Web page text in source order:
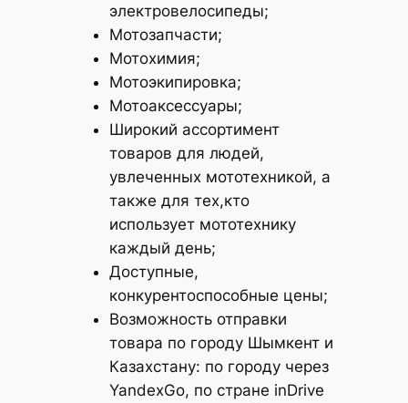
электровелосипеды;
Мотозапчасти;
Мотохимия;
Мотоэкипировка;
Мотоаксессуары;
Широкий ассортимент
товаров для людей,
увлеченных мототехникой, а
также для тех,кто
использует мототехнику
каждый день;
Доступные,
конкурентоспособные цены;
Возможность отправки
товара по городу Шымкент и
Казахстану: по городу через
YandexGo, по стране inDrive